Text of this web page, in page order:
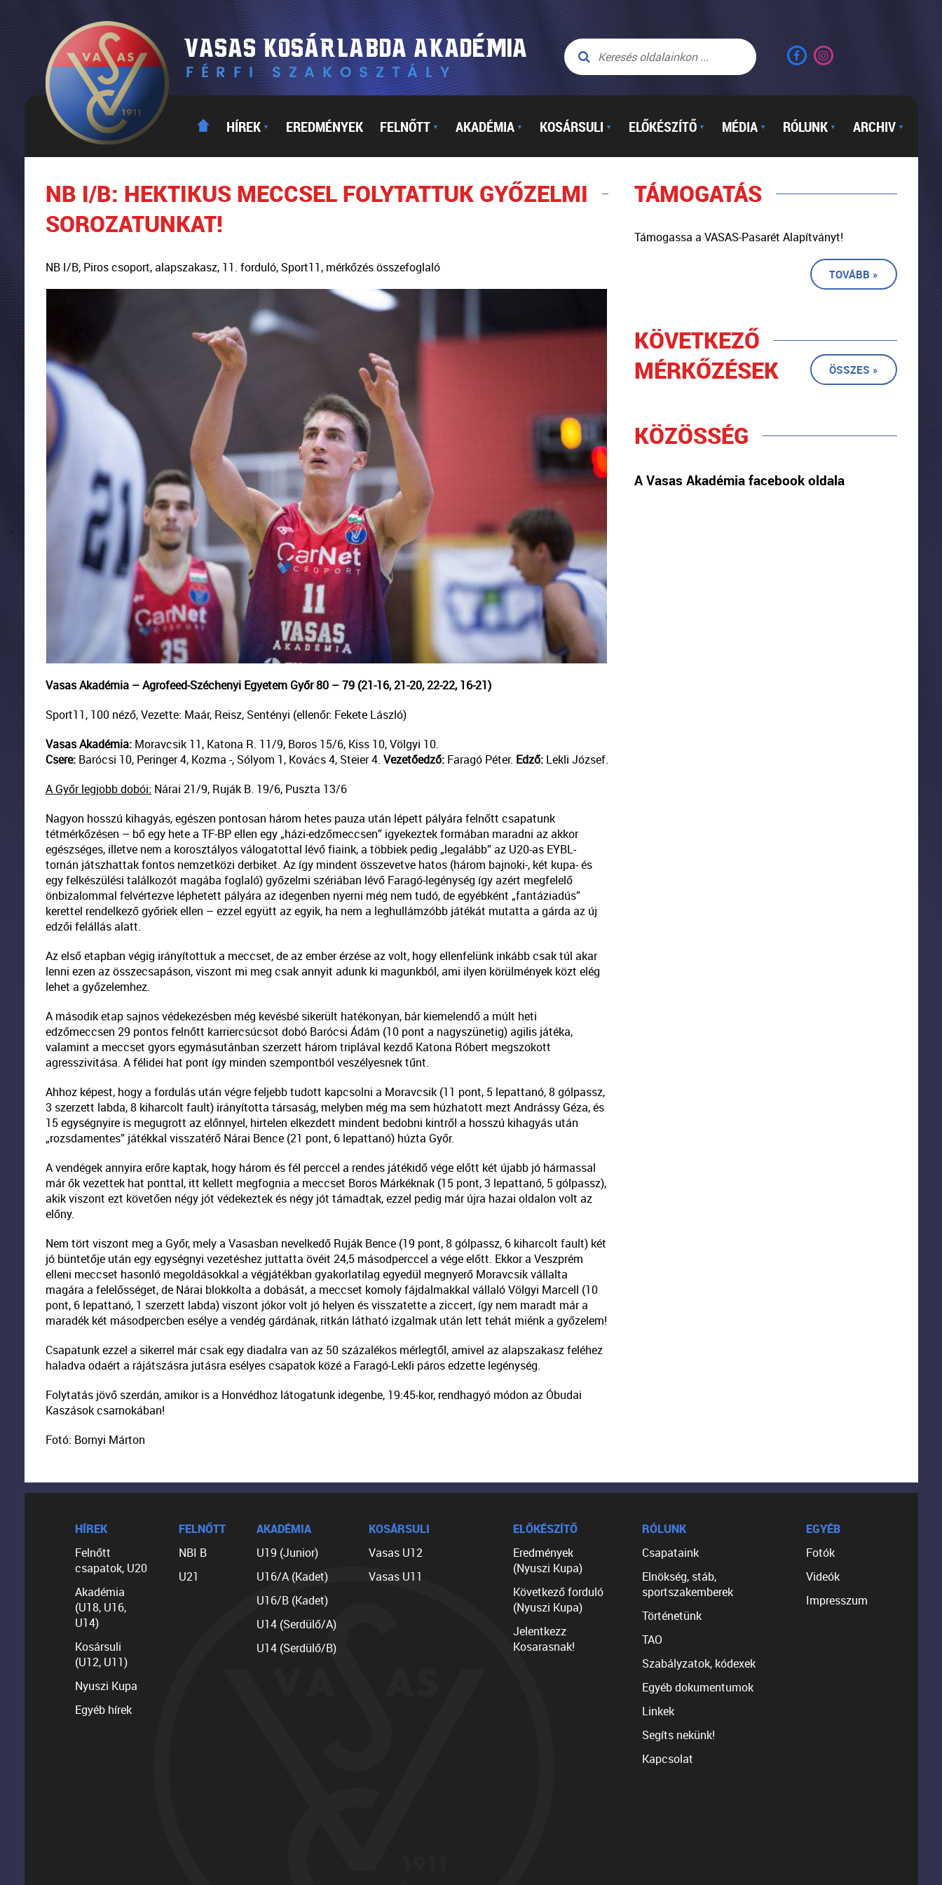
HÍREK ▼ EREDMÉNYEK FELNŐTT ▼ AKADÉMIA ▼ KOSÁRSULI ▼ ELŐKÉSZÍTŐ ▼ MÉDIA ▼ RÓLUNK ▼ ARCHIV ▼
NB I/B: HEKTIKUS MECCSEL FOLYTATTUK GYŐZELMI
SOROZATUNKAT!
NB I/B, Piros csoport, alapszakasz, 11. forduló, Sport11, mérkőzés összefoglaló
Vasas Akadémia – Agrofeed-Széchenyi Egyetem Győr 80 – 79 (21-16, 21-20, 22-22, 16-21)
Sport11, 100 néző, Vezette: Maár, Reisz, Sentényi (ellenőr: Fekete László)
Vasas Akadémia:Moravcsik 11, Katona R. 11/9, Boros 15/6, Kiss 10, Völgyi 10.
Csere:Barócsi 10, Peringer 4, Kozma -, Sólyom 1, Kovács 4, Steier 4. Vezetőedző:Faragó Péter. Edző:Lekli József.
A Győr legjobb dobói: Nárai 21/9, Ruják B. 19/6, Puszta 13/6
Nagyon hosszú kihagyás, egészen pontosan három hetes pauza után lépett pályára felnőtt csapatunk
tétmérkőzésen – bő egy hete a TF-BP ellen egy „házi-edzőmeccsen” igyekeztek formában maradni az akkor
egészséges, illetve nem a korosztályos válogatottal lévő fiaink, a többiek pedig „legalább” az U20-as EYBL-
tornán játszhattak fontos nemzetközi derbiket. Az így mindent összevetve hatos (három bajnoki-, két kupa- és
egy felkészülési találkozót magába foglaló) győzelmi szériában lévő Faragó-legénység így azért megfelelő
önbizalommal felvértezve léphetett pályára az idegenben nyerni még nem tudó, de egyébként „fantáziadús”
kerettel rendelkező győriek ellen – ezzel együtt az egyik, ha nem a leghullámzóbb játékát mutatta a gárda az új
edzői felállás alatt.
Az első etapban végig irányítottuk a meccset, de az ember érzése az volt, hogy ellenfelünk inkább csak túl akar
lenni ezen az összecsapáson, viszont mi meg csak annyit adunk ki magunkból, ami ilyen körülmények közt elég
lehet a győzelemhez.
A második etap sajnos védekezésben még kevésbé sikerült hatékonyan, bár kiemelendő a múlt heti
edzőmeccsen 29 pontos felnőtt karriercsúcsot dobó Barócsi Ádám (10 pont a nagyszünetig) agilis játéka,
valamint a meccset gyors egymásutánban szerzett három triplával kezdő Katona Róbert megszokott
agresszivitása. A félidei hat pont így minden szempontból veszélyesnek tűnt.
Ahhoz képest, hogy a fordulás után végre feljebb tudott kapcsolni a Moravcsik (11 pont, 5 lepattanó, 8 gólpassz,
3 szerzett labda, 8 kiharcolt fault) irányította társaság, melyben még ma sem húzhatott mezt Andrássy Géza, és
15 egységnyire is megugrott az előnnyel, hirtelen elkezdett mindent bedobni kintről a hosszú kihagyás után
„rozsdamentes” játékkal visszatérő Nárai Bence (21 pont, 6 lepattanó) húzta Győr.
A vendégek annyira erőre kaptak, hogy három és fél perccel a rendes játékidő vége előtt két újabb jó hármassal
már ők vezettek hat ponttal, itt kellett megfognia a meccset Boros Márkéknak (15 pont, 3 lepattanó, 5 gólpassz),
akik viszont ezt követően négy jót védekeztek és négy jót támadtak, ezzel pedig már újra hazai oldalon volt az
előny.
Nem tört viszont meg a Győr, mely a Vasasban nevelkedő Ruják Bence (19 pont, 8 gólpassz, 6 kiharcolt fault) két
jó büntetője után egy egységnyi vezetéshez juttatta övéit 24,5 másodperccel a vége előtt. Ekkor a Veszprém
elleni meccset hasonló megoldásokkal a végjátékban gyakorlatilag egyedül megnyerő Moravcsik vállalta
magára a felelősséget, de Nárai blokkolta a dobását, a meccset komoly fájdalmakkal vállaló Völgyi Marcell (10
pont, 6 lepattanó, 1 szerzett labda) viszont jókor volt jó helyen és visszatette a ziccert, így nem maradt már a
maradék két másodpercben esélye a vendég gárdának, ritkán látható izgalmak után lett tehát miénk a győzelem!
Csapatunk ezzel a sikerrel már csak egy diadalra van az 50 százalékos mérlegtől, amivel az alapszakasz feléhez
haladva odaért a rájátszásra jutásra esélyes csapatok közé a Faragó-Lekli páros edzette legénység.
Folytatás jövő szerdán, amikor is a Honvédhoz látogatunk idegenbe, 19:45-kor, rendhagyó módon az Óbudai
Kaszások csarnokában!
Fotó: Bornyi Márton
TÁMOGATÁS
Támogassa a VASAS-Pasarét Alapítványt!
TOVÁBB »
KÖVETKEZŐ
MÉRKŐZÉSEK
ÖSSZES »
KÖZÖSSÉG
A Vasas Akadémia facebook oldala
HÍREK
Felnőtt
csapatok, U20
Akadémia
(U18, U16,
U14)
Kosársuli
(U12, U11)
Nyuszi Kupa
Egyéb hírek
FELNŐTT
NBI B
U21
AKADÉMIA
U19 (Junior)
U16/A (Kadet)
U16/B (Kadet)
U14 (Serdülő/A)
U14 (Serdülő/B)
KOSÁRSULI
Vasas U12
Vasas U11
ELŐKÉSZÍTŐ
Eredmények
(Nyuszi Kupa)
Következő forduló
(Nyuszi Kupa)
Jelentkezz
Kosarasnak!
RÓLUNK
Csapataink
Elnökség, stáb,
sportszakemberek
Történetünk
TAO
Szabályzatok, kódexek
Egyéb dokumentumok
Linkek
Segíts nekünk!
Kapcsolat
EGYÉB
Fotók
Videók
Impresszum